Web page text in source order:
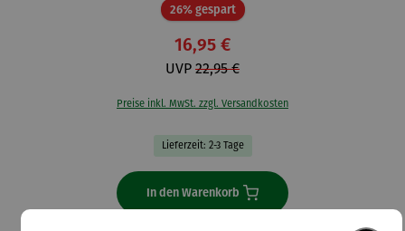
26% gespartRabatt
16,95 €
UVP 22,95 €
Preise inkl. MwSt. zzgl. Versandkosten
Lieferzeit: 2-3 Tage
In den Warenkorb